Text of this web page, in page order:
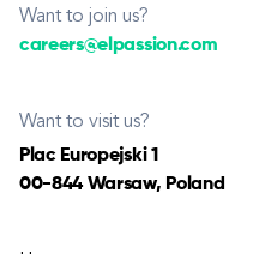
Want to join us?
careers@elpassion.com
Want to visit us?
Plac Europejski 1
00-844 Warsaw, Poland